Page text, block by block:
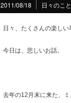
2011/08/18 日々のこと
日々、たくさんの楽しい
今日は、悲しいお話。
去年の12月末に来た、